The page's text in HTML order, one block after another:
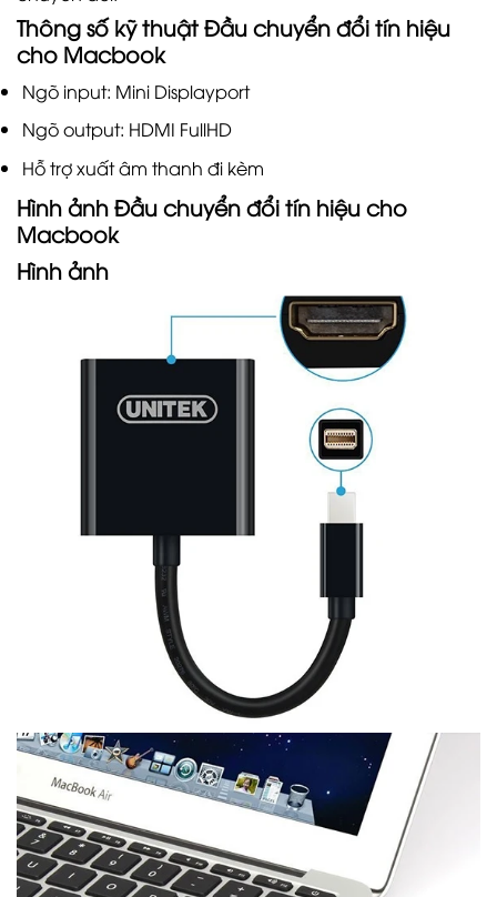
Thông số kỹ thuật Đầu chuyển đổi tín hiệu
cho Macbook
Ngõ input: Mini Displayport
Ngõ output: HDMI FullHD
Hỗ trợ xuất âm thanh đi kèm
Hình ảnh Đầu chuyển đổi tín hiệu cho
Macbook
Hình ảnh